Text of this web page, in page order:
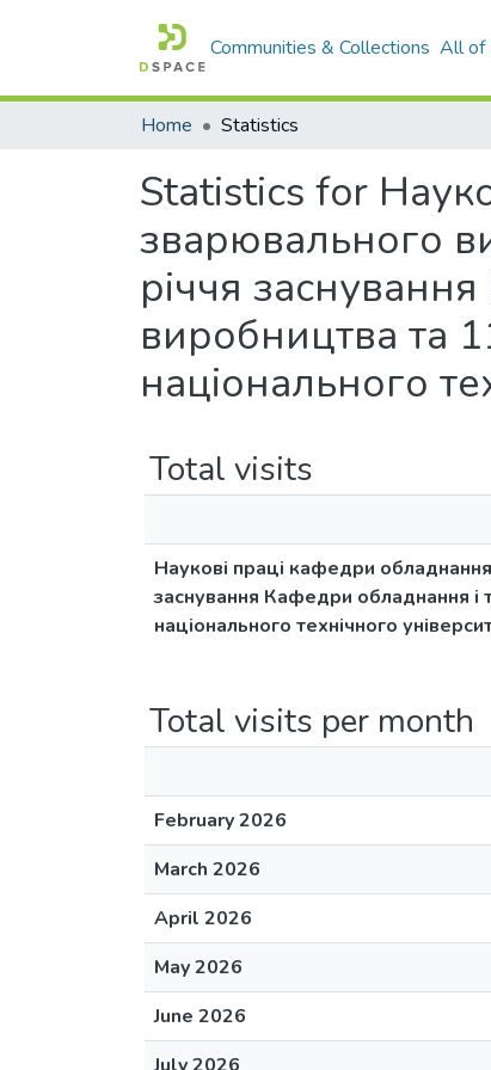
Communities & Collections All of
Home Statistics
Statistics for
зварювального
річчя
виробництва та
національного
Total visits
Наукові праці кафедри
заснування Кафедри обладнання і
національного технічного
Total visits per month
February 2026
March 2026
April 2026
May 2026
June 2026